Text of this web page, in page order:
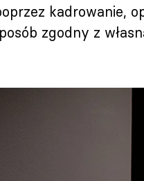
kadrowanie,
zgodny z